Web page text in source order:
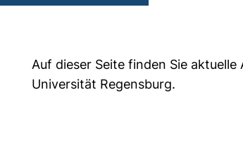
Auf dieser Seite finden Sie
Universität Regensburg.